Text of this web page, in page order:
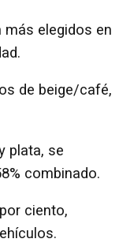
elegidos en
de beige/café,
plata, se
combinado.
ciento,